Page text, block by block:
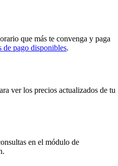
que más te convenga y paga
de pago disponibles.
ver los precios actualizados de tu
en el módulo de